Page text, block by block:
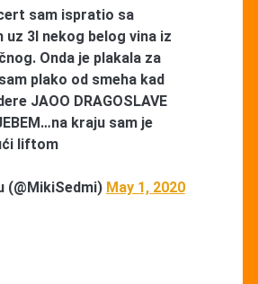
sam ispratio sa
uz 3l nekog belog vina iz
Onda je plakala za
plako od smeha kad
JAOO DRAGOSLAVE
kraju sam je
liftom
(@MikiSedmi) May 1, 2020